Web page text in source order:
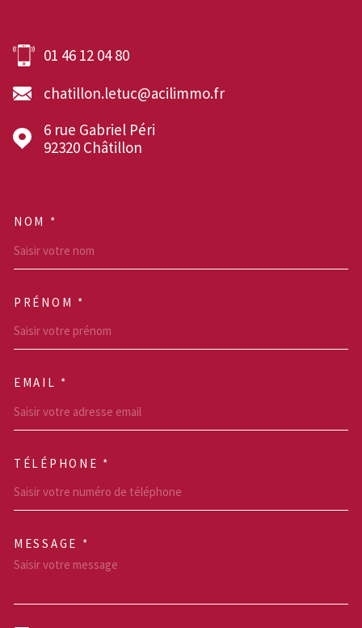
01 46 12 04 80
chatillon.letuc@acilimmo.fr
6 rue Gabriel Péri
92320
Châtillon
NOM *
PRÉNOM *
EMAIL *
TÉLÉPHONE *
MESSAGE *